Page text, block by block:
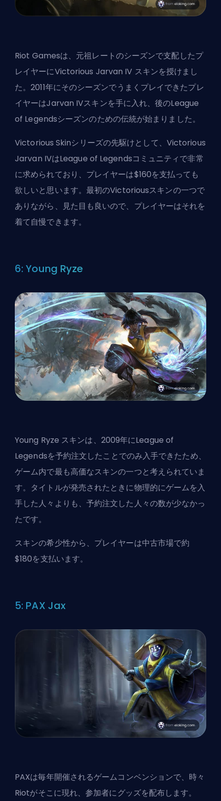
Riot Gamesは、元祖レートのシーズンで支配したプ
レイヤーにVictorious Jarvan IV スキンを授けまし
た。2011年にそのシーズンでうまくプレイできたプレ
イヤーはJarvan IVスキンを手に入れ、後のLeague
of Legendsシーズンのための伝統が始まりました。
Victorious Skinシリーズの先駆けとして、Victorious
Jarvan IVはLeague of Legendsコミュニティで非常
に求められており、プレイヤーは$160を支払っても
欲しいと思います。最初のVictoriousスキンの一つで
ありながら、見た目も良いので、プレイヤーはそれを
着て自慢できます。
6: Young Ryze
Young Ryze スキンは、2009年にLeague of
Legendsを予約注文したことでのみ入手できたため、
ゲーム内で最も高価なスキンの一つと考えられていま
す。タイトルが発売されたときに物理的にゲームを入
手した人々よりも、予約注文した人々の数が少なかっ
たです。
スキンの希少性から、プレイヤーは中古市場で約
$180を支払います。
5: PAX Jax
PAXは毎年開催されるゲームコンベンションで、時々
Riotがそこに現れ、参加者にグッズを配布します。